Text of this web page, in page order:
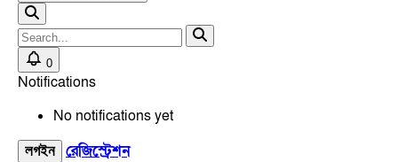
0
Notifications
No notifications yet
লগইন রেজিস্ট্রেশন